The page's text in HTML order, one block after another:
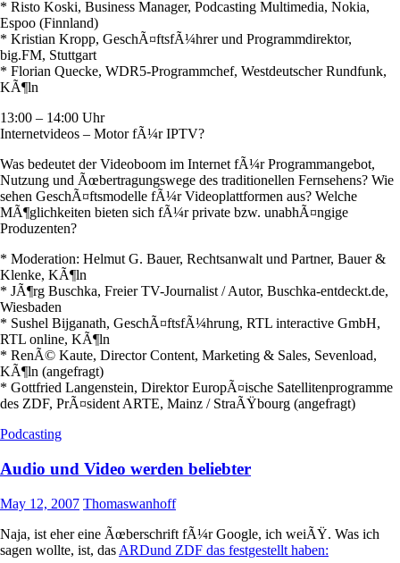
* Risto Koski, Business Manager, Podcasting Multimedia, Nokia,
Espoo (Finnland)
* Kristian Kropp, GeschÃ¤ftsfÃ¼hrer und Programmdirektor,
big.FM, Stuttgart
* Florian Quecke, WDR5-Programmchef, Westdeutscher Rundfunk,
KÃ¶ln
13:00 – 14:00 Uhr
Internetvideos – Motor fÃ¼r IPTV?
Was bedeutet der Videoboom im Internet fÃ¼r Programmangebot,
Nutzung und Ãœbertragungswege des traditionellen Fernsehens? Wie
sehen GeschÃ¤ftsmodelle fÃ¼r Videoplattformen aus? Welche
MÃ¶glichkeiten bieten sich fÃ¼r private bzw. unabhÃ¤ngige
Produzenten?
* Moderation: Helmut G. Bauer, Rechtsanwalt und Partner, Bauer &
Klenke, KÃ¶ln
* JÃ¶rg Buschka, Freier TV-Journalist / Autor, Buschka-entdeckt.de,
Wiesbaden
* Sushel Bijganath, GeschÃ¤ftsfÃ¼hrung, RTL interactive GmbH,
RTL online, KÃ¶ln
* RenÃ© Kaute, Director Content, Marketing & Sales, Sevenload,
KÃ¶ln (angefragt)
* Gottfried Langenstein, Direktor EuropÃ¤ische Satellitenprogramme
des ZDF, PrÃ¤sident ARTE, Mainz / StraÃŸbourg (angefragt)
Podcasting
Audio und Video werden beliebter
May 12, 2007 Thomaswanhoff
Naja, ist eher eine Ãœberschrift fÃ¼r Google, ich weiÃŸ. Was ich
sagen wollte, ist, das ARDund ZDF das festgestellt haben: